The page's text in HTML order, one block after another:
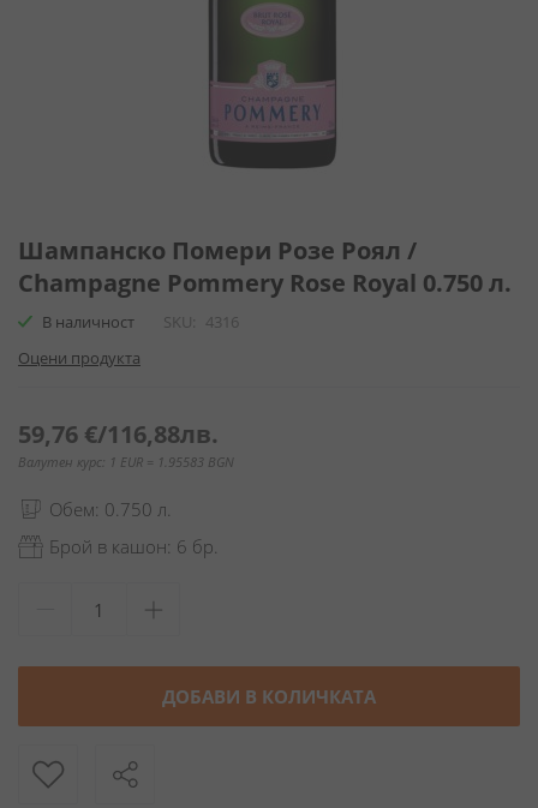
към
началото
на
галерия
снимки
Шампанско Помери Розе Роял /
Champagne Pommery Rose Royal 0.750 л.
В наличност SKU
4316
Оцени продукта
59,76 €/116,88лв.
Валутен курс: 1 EUR = 1.95583 BGN
Обем: 0.750 л.
Брой в кашон: 6 бр.
ДОБАВИ В КОЛИЧКАТА